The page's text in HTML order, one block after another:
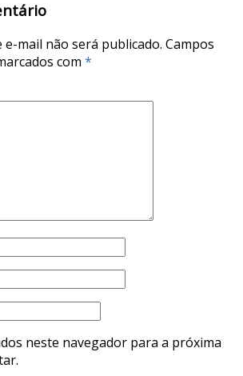
e-mail não será publicado. Campos
com *
neste navegador para a próxima